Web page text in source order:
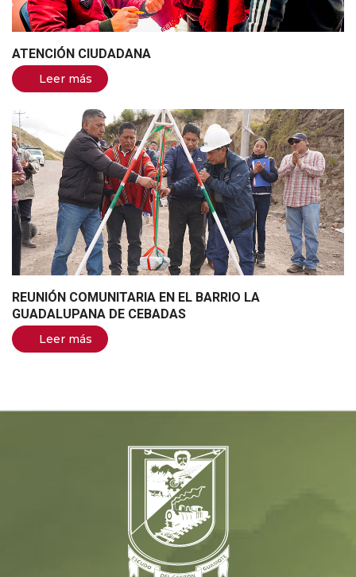
ATENCIÓN CIUDADANA
Leer más
REUNIÓN COMUNITARIA EN EL BARRIO LA
GUADALUPANA DE CEBADAS
Leer más